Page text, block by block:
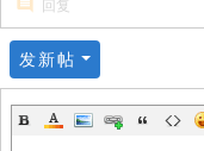
回复
发新帖